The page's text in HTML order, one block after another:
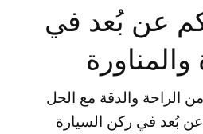
عن بُعد في
الراحة والدقة مع الحل
بُعد في ركن السيارة